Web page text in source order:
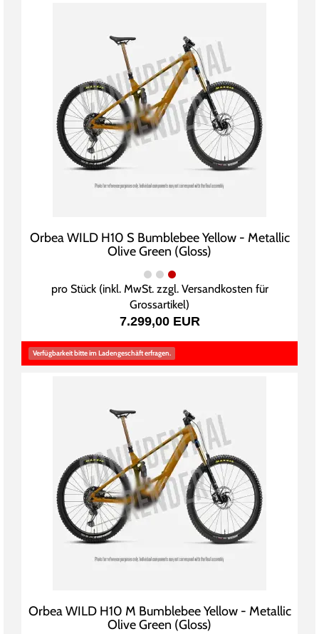
Orbea WILD H10 S Bumblebee Yellow - Metallic
Olive Green (Gloss)
pro Stück (inkl. MwSt. zzgl. Versandkosten für
Grossartikel)
7.299,00 EUR
Verfügbarkeit bitte im Ladengeschäft erfragen.
Orbea WILD H10 M Bumblebee Yellow - Metallic
Olive Green (Gloss)